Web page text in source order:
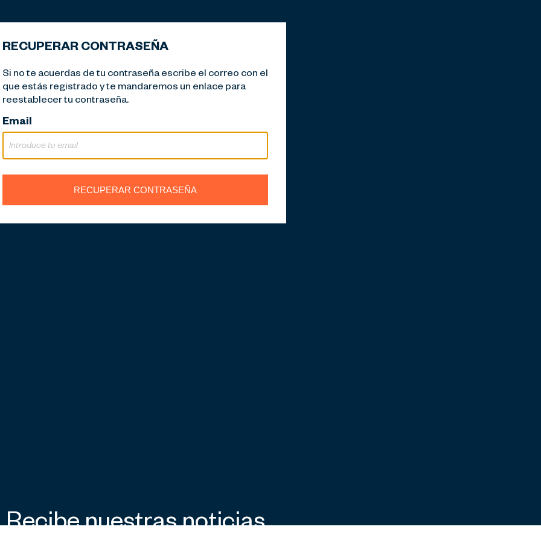
RECUPERAR CONTRASEÑA
Si no te acuerdas de tu contraseña escribe el correo con el
que estás registrado y te mandaremos un enlace para
reestablecer tu contraseña.
Email
RECUPERAR CONTRASEÑA
Recibe nuestras noticias